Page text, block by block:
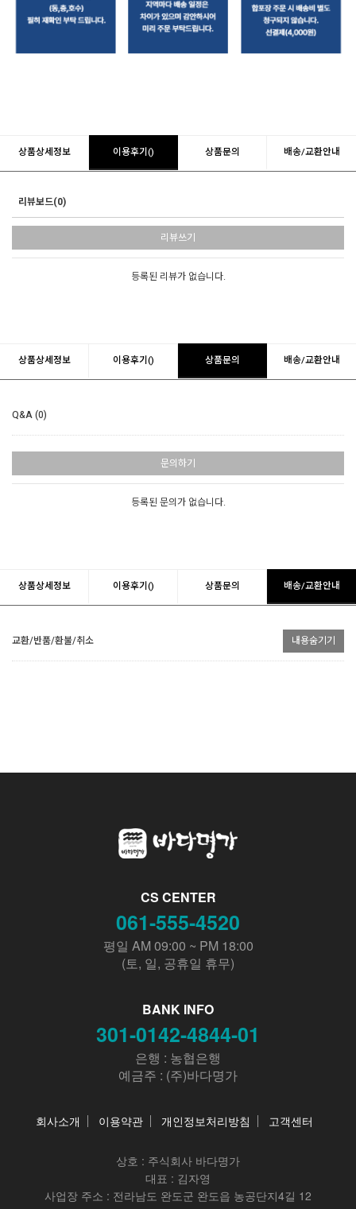
상품상세정보 이용후기() 상품문의 배송/교환안내
리뷰보드(0)
리뷰쓰기
등록된 리뷰가 없습니다.
상품상세정보 이용후기() 상품문의 배송/교환안내
Q&A (0)
문의하기
등록된 문의가 없습니다.
상품상세정보 이용후기() 상품문의 배송/교환안내
교환/반품/환불/취소 내용숨기기
CS CENTER
061-555-4520
평일 AM 09:00 ~ PM 18:00
(토, 일, 공휴일 휴무)
BANK INFO
301-0142-4844-01
은행 : 농협은행
예금주 : (주)바다명가
회사소개 이용약관 개인정보처리방침 고객센터
상호 : 주식회사 바다명가
대표 : 김자영
사업장 주소 : 전라남도 완도군 완도읍 농공단지4길 12